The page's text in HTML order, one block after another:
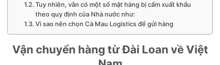
Tuy nhiên, vẫn có một số mặt hàng bị cấm xuất khẩu
theo quy định của Nhà nước như:
Vì sao nên chọn Cà Mau Logistics để gửi hàng
Vận chuyển hàng từ Đài Loan về Việt